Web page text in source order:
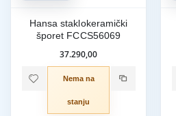
Hansa staklokeramički
šporet FCCS56069
37.290,00
Nema na
stanju